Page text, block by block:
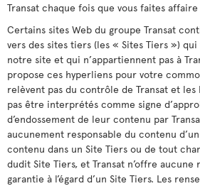
Transat chaque fois que vous faites affaire
Certains sites Web du groupe Transat
vers des sites tiers (les « Sites Tiers »)
notre site et qui n’appartiennent pas à
propose ces hyperliens pour votre
relèvent pas du contrôle de Transat et
pas être interprétés comme signe
d’endossement de leur contenu par
aucunement responsable du contenu
contenu dans un Site Tiers ou de tout
dudit Site Tiers, et Transat n’offre
garantie à l’égard d’un Site Tiers. Les